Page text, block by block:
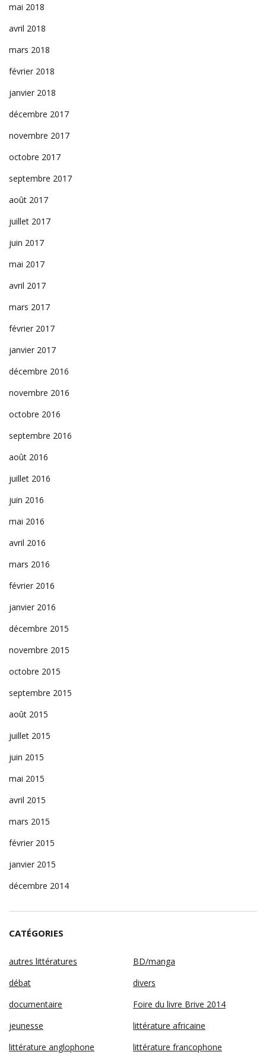
mai 2018
avril 2018
mars 2018
février 2018
janvier 2018
décembre 2017
novembre 2017
octobre 2017
septembre 2017
août 2017
juillet 2017
juin 2017
mai 2017
avril 2017
mars 2017
février 2017
janvier 2017
décembre 2016
novembre 2016
octobre 2016
septembre 2016
août 2016
juillet 2016
juin 2016
mai 2016
avril 2016
mars 2016
février 2016
janvier 2016
décembre 2015
novembre 2015
octobre 2015
septembre 2015
août 2015
juillet 2015
juin 2015
mai 2015
avril 2015
mars 2015
février 2015
janvier 2015
décembre 2014
CATÉGORIES
autres littératures
BD/manga
débat
divers
documentaire
Foire du livre Brive 2014
jeunesse
littérature africaine
littérature anglophone
littérature francophone